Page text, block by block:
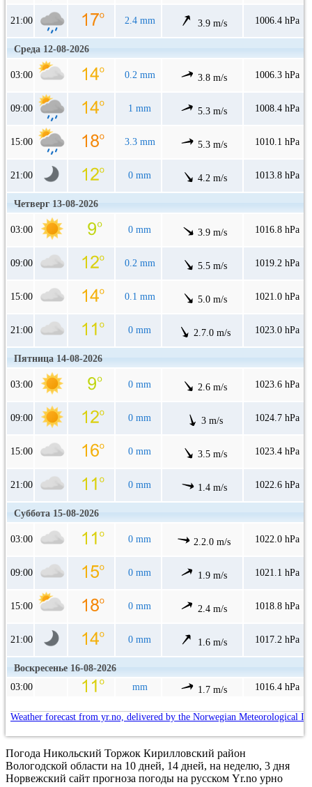
21:00 2.4 mm 3.9 m/s 1006.4 hPa
Среда 12-08-2026
03:00 0.2 mm 3.8 m/s 1006.3 hPa
09:00 1 mm 5.3 m/s 1008.4 hPa
15:00 3.3 mm 5.3 m/s 1010.1 hPa
21:00 0 mm 4.2 m/s 1013.8 hPa
Четверг 13-08-2026
03:00 0 mm 3.9 m/s 1016.8 hPa
09:00 0.2 mm 5.5 m/s 1019.2 hPa
15:00 0.1 mm 5.0 m/s 1021.0 hPa
21:00 0 mm 2.7.0 m/s 1023.0 hPa
Пятница 14-08-2026
03:00 0 mm 2.6 m/s 1023.6 hPa
09:00 0 mm 3 m/s 1024.7 hPa
15:00 0 mm 3.5 m/s 1023.4 hPa
21:00 0 mm 1.4 m/s 1022.6 hPa
Суббота 15-08-2026
03:00 0 mm 2.2.0 m/s 1022.0 hPa
09:00 0 mm 1.9 m/s 1021.1 hPa
15:00 0 mm 2.4 m/s 1018.8 hPa
21:00 0 mm 1.6 m/s 1017.2 hPa
Воскресенье 16-08-2026
03:00
mm 1.7 m/s 1016.4 hPa
Weather forecast from yr.no, delivered by the Norwegian Meteorological
Погода Никольский Торжок Кирилловский район
Вологодской области на 10 дней, 14 дней, на неделю, 3 дня
Норвежский сайт прогноза погоды на русском Yr.no урно